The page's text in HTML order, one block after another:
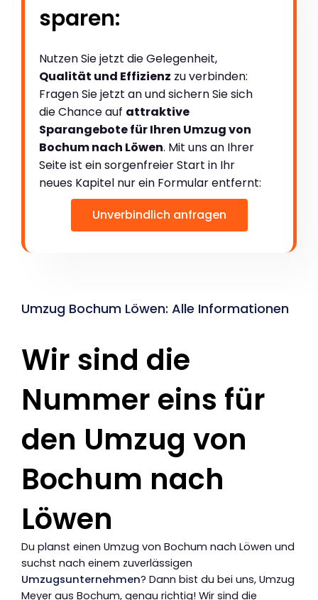
sparen:
Nutzen Sie jetzt die Gelegenheit,
Qualität und Effizienz zu verbinden:
Fragen Sie jetzt an und sichern Sie sich
die Chance auf attraktive
Sparangebote für Ihren Umzug von
Bochum nach Löwen. Mit uns an Ihrer
Seite ist ein sorgenfreier Start in Ihr
neues Kapitel nur ein Formular entfernt:
Unverbindlich anfragen
Umzug Bochum Löwen: Alle Informationen
Wir sind die
Nummer eins für
den Umzug von
Bochum nach
Löwen
Du planst einen Umzug von Bochum nach Löwen und
suchst nach einem zuverlässigen
Umzugsunternehmen? Dann bist du bei uns, Umzug
Meyer aus Bochum, genau richtig! Wir sind die